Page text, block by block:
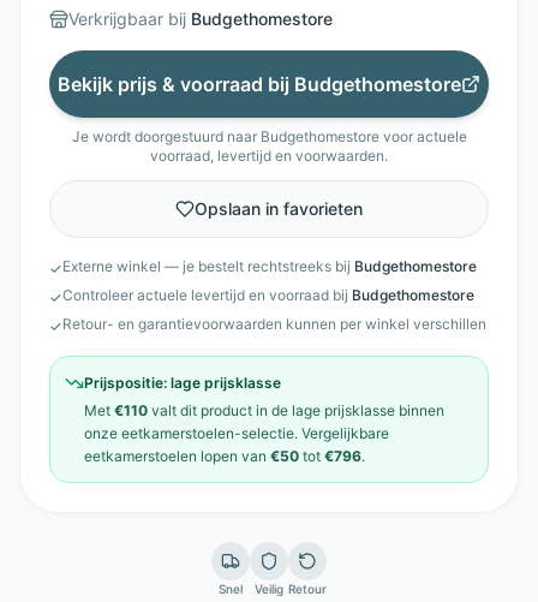
Verkrijgbaar bij Budgethomestore
Bekijk prijs & voorraad bij Budgethomestore
Je wordt doorgestuurd naar Budgethomestorevoor actuele
voorraad, levertijd en voorwaarden.
Opslaan in favorieten
✓Externe winkel — je bestelt rechtstreeks bij Budgethomestore
✓Controleer actuele levertijd en voorraad bij Budgethomestore
✓Retour- en garantievoorwaarden kunnen per winkel verschillen
Prijspositie: lage prijsklasse
Met €110 valt dit product in de lage prijsklasse binnen
onze eetkamerstoelen-selectie. Vergelijkbare
eetkamerstoelen lopen van €50 tot €796.
Snel Veilig Retour